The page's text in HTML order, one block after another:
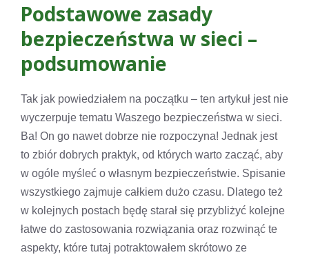
Podstawowe zasady
bezpieczeństwa w sieci –
podsumowanie
Tak jak powiedziałem na początku – ten artykuł jest nie
wyczerpuje tematu Waszego bezpieczeństwa w sieci.
Ba! On go nawet dobrze nie rozpoczyna! Jednak jest
to zbiór dobrych praktyk, od których warto zacząć, aby
w ogóle myśleć o własnym bezpieczeństwie. Spisanie
wszystkiego zajmuje całkiem dużo czasu. Dlatego też
w kolejnych postach będę starał się przybliżyć kolejne
łatwe do zastosowania rozwiązania oraz rozwinąć te
aspekty, które tutaj potraktowałem skrótowo ze